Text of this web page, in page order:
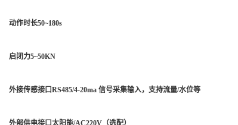
动作时长50~180s
启闭力5~50KN
外接传感接口RS485/4-20ma 信号采集输入，支持流量/水位等
外部供电接口太阳能/AC220V（选配）